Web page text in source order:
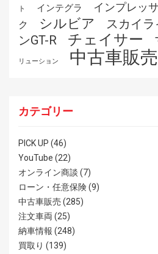
ト
インテグラ インプレッサ
ク
シルビア スカイラ
ンGT-R
チェイサー
リューション 中古車販売
カテゴリー
PICK UP (46)
YouTube (22)
オンライン商談 (7)
ローン・任意保険(9)
中古車販売 (285)
注文車両 (25)
納車情報 (248)
買取り (139)